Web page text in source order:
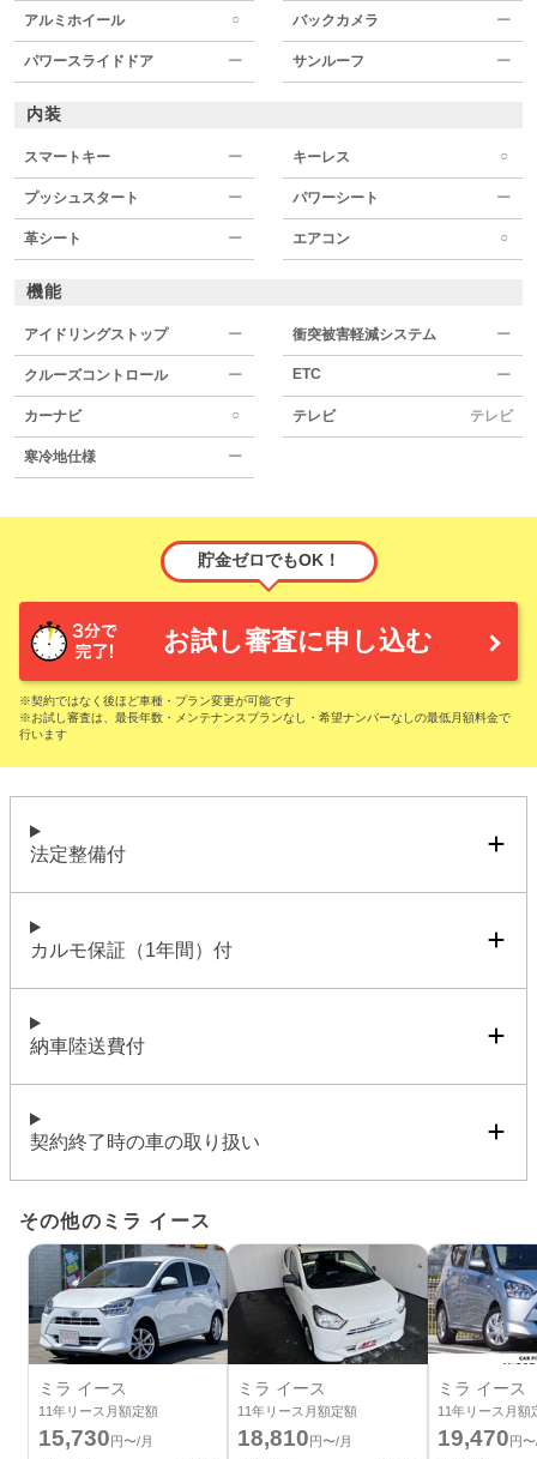
アルミホイール ○ バックカメラ ー
パワースライドドア ー サンルーフ ー
内装
スマートキー ー キーレス ○
プッシュスタート ー パワーシート ー
革シート ー エアコン ○
機能
アイドリングストップ ー 衝突被害軽減システム ー
クルーズコントロール ー ETC ー
カーナビ ○ テレビ テレビ
寒冷地仕様 ー
貯金ゼロでもOK！
お試し審査に申し込む
※契約ではなく後ほど車種・プラン変更が可能です
※お試し審査は、最長年数・メンテナンスプランなし・希望ナンバーなしの最低月額料金で
行います
法定整備付
カルモ保証（1年間）付
納車陸送費付
契約終了時の車の取り扱い
その他のミラ イース
ミラ イース
11年リース月額定額
15,730円〜/月
ミラ イース
11年リース月額定額
18,810円〜/月
ミラ イース
11年リース月額
19,470円